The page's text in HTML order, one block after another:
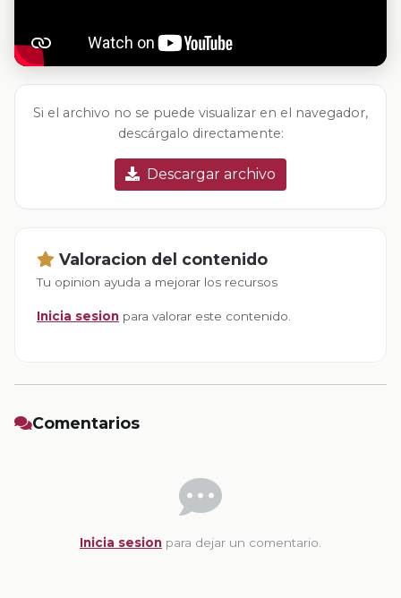
Si el archivo no se puede visualizar en el navegador,
descárgalo directamente:
Descargar archivo
Valoracion del contenido
Tu opinion ayuda a mejorar los recursos
Inicia sesion para valorar este contenido.
Comentarios
Inicia sesion para dejar un comentario.